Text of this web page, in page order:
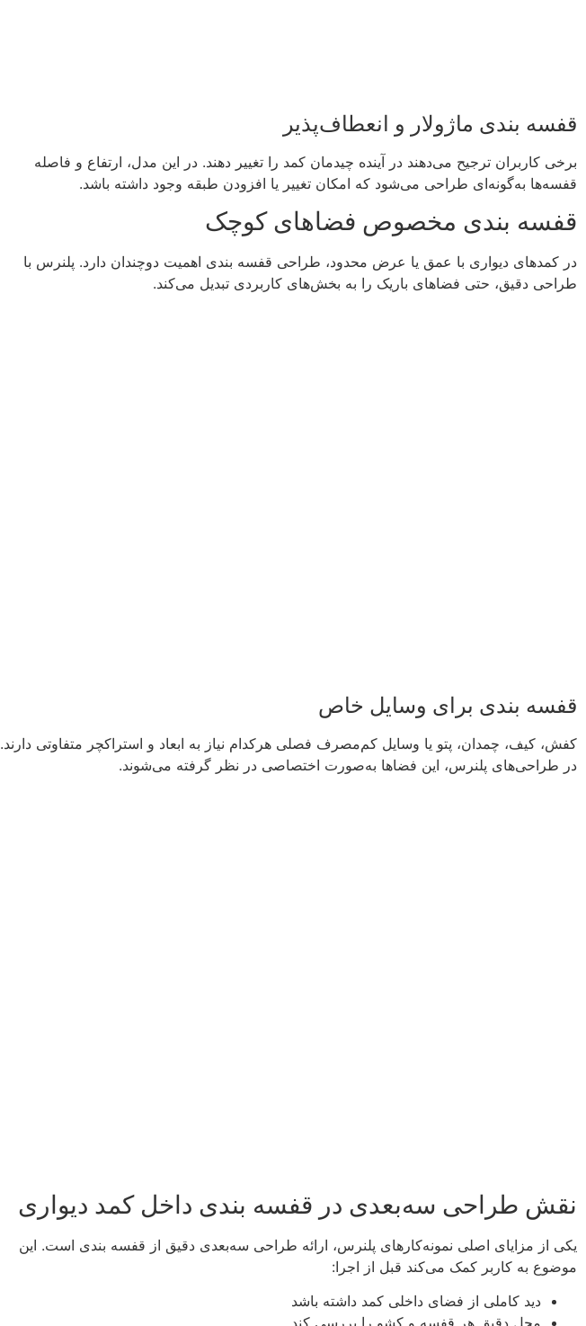
قفسه بندی ماژولار و انعطاف‌پذیر
برخی کاربران ترجیح می‌دهند در آینده چیدمان کمد را تغییر دهند. در این مدل، ارتفاع و فاصله
قفسه‌ها به‌گونه‌ای طراحی می‌شود که امکان تغییر یا افزودن طبقه وجود داشته باشد.
قفسه بندی مخصوص فضاهای کوچک
در کمدهای دیواری با عمق یا عرض محدود، طراحی قفسه بندی اهمیت دوچندان دارد. پلنرس با
طراحی دقیق، حتی فضاهای باریک را به بخش‌های کاربردی تبدیل می‌کند.
قفسه بندی برای وسایل خاص
کفش، کیف، چمدان، پتو یا وسایل کم‌مصرف فصلی هرکدام نیاز به ابعاد و استراکچر متفاوتی دارند.
در طراحی‌های پلنرس، این فضاها به‌صورت اختصاصی در نظر گرفته می‌شوند.
نقش طراحی سه‌بعدی در قفسه بندی داخل کمد دیواری
یکی از مزایای اصلی نمونه‌کارهای پلنرس، ارائه طراحی سه‌بعدی دقیق از قفسه بندی است. این
موضوع به کاربر کمک می‌کند قبل از اجرا:
دید کاملی از فضای داخلی کمد داشته باشد